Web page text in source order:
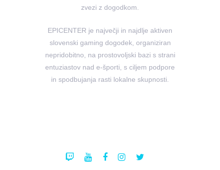
zvezi z dogodkom.
EPICENTER je največji in najdlje aktiven
slovenski gaming dogodek, organiziran
nepridobitno, na prostovoljski bazi s strani
entuziastov nad e-športi, s ciljem podpore
in spodbujanja rasti lokalne skupnosti.